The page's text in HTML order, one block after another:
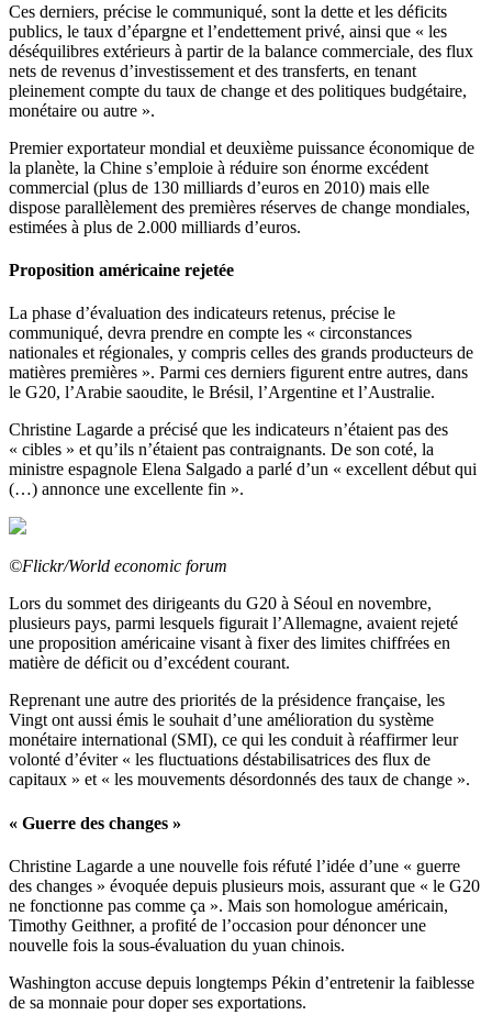
Ces derniers, précise le communiqué, sont la dette et les déficits
publics, le taux d’épargne et l’endettement privé, ainsi que « les
déséquilibres extérieurs à partir de la balance commerciale, des flux
nets de revenus d’investissement et des transferts, en tenant
pleinement compte du taux de change et des politiques budgétaire,
monétaire ou autre ».
Premier exportateur mondial et deuxième puissance économique de
la planète, la Chine s’emploie à réduire son énorme excédent
commercial (plus de 130 milliards d’euros en 2010) mais elle
dispose parallèlement des premières réserves de change mondiales,
estimées à plus de 2.000 milliards d’euros.
Proposition américaine rejetée
La phase d’évaluation des indicateurs retenus, précise le
communiqué, devra prendre en compte les « circonstances
nationales et régionales, y compris celles des grands producteurs de
matières premières ». Parmi ces derniers figurent entre autres, dans
le G20, l’Arabie saoudite, le Brésil, l’Argentine et l’Australie.
Christine Lagarde a précisé que les indicateurs n’étaient pas des
« cibles » et qu’ils n’étaient pas contraignants. De son coté, la
ministre espagnole Elena Salgado a parlé d’un « excellent début qui
(…) annonce une excellente fin ».
©Flickr/World economic forum
Lors du sommet des dirigeants du G20 à Séoul en novembre,
plusieurs pays, parmi lesquels figurait l’Allemagne, avaient rejeté
une proposition américaine visant à fixer des limites chiffrées en
matière de déficit ou d’excédent courant.
Reprenant une autre des priorités de la présidence française, les
Vingt ont aussi émis le souhait d’une amélioration du système
monétaire international (SMI), ce qui les conduit à réaffirmer leur
volonté d’éviter « les fluctuations déstabilisatrices des flux de
capitaux » et « les mouvements désordonnés des taux de change ».
« Guerre des changes »
Christine Lagarde a une nouvelle fois réfuté l’idée d’une « guerre
des changes » évoquée depuis plusieurs mois, assurant que « le G20
ne fonctionne pas comme ça ». Mais son homologue américain,
Timothy Geithner, a profité de l’occasion pour dénoncer une
nouvelle fois la sous-évaluation du yuan chinois.
Washington accuse depuis longtemps Pékin d’entretenir la faiblesse
de sa monnaie pour doper ses exportations.